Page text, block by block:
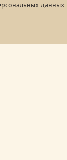
данных